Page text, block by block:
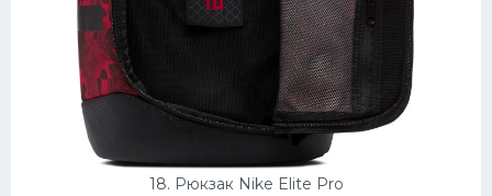
18. Рюкзак Nike Elite Pro